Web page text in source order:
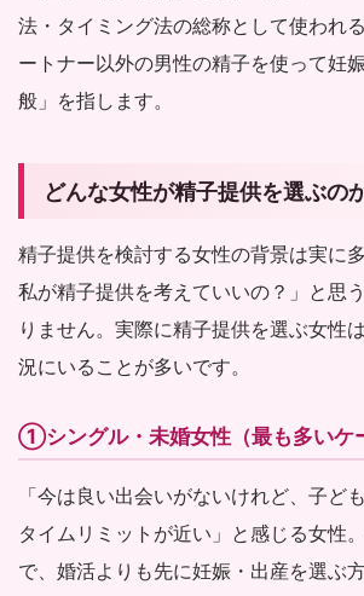
法・タイミング法の総称として使われ
ートナー以外の男性の精子を使って妊
般」を指します。
どんな女性が精子提供を選ぶの
精子提供を検討する女性の背景は実に
私が精子提供を考えていいの？」と思
りません。実際に精子提供を選ぶ女性
況にいることが多いです。
①シングル・未婚女性（最も多いケ
「今は良い出会いがないけれど、子ど
タイムリミットが近い」と感じる女性
で、婚活よりも先に妊娠・出産を選ぶ